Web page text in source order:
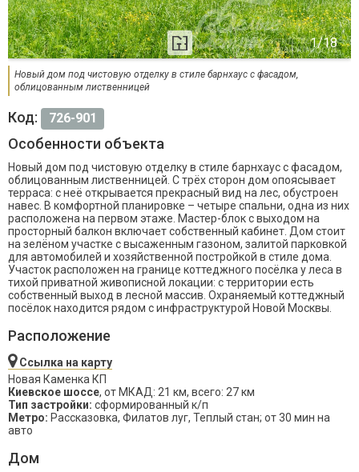
Новый дом под чистовую отделку в стиле барнхаус с фасадом,
облицованным лиственницей
Код: 726-901
Особенности объекта
Новый дом под чистовую отделку в стиле барнхаус с фасадом,
облицованным лиственницей. С трёх сторон дом опоясывает
терраса: с неё открывается прекрасный вид на лес, обустроен
навес. В комфортной планировке – четыре спальни, одна из них
расположена на первом этаже. Мастер-блок с выходом на
просторный балкон включает собственный кабинет. Дом стоит
на зелёном участке с высаженным газоном, залитой парковкой
для автомобилей и хозяйственной постройкой в стиле дома.
Участок расположен на границе коттеджного посёлка у леса в
тихой приватной живописной локации: с территории есть
собственный выход в лесной массив. Охраняемый коттеджный
посёлок находится рядом с инфраструктурой Новой Москвы.
Расположение
Ссылка на карту
Новая Каменка КП
Киевское шоссе, от МКАД: 21 км, всего: 27 км
Тип застройки: сформированный к/п
Метро: Рассказовка, Филатов луг, Теплый стан; от 30 мин на
авто
Дом